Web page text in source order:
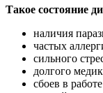
Такое состояние
наличия
частых
сильного
долгого
сбоев в